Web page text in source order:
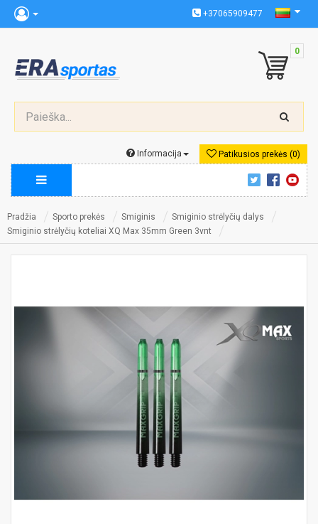
+37065909477
0
Patikusios prekės (0)
Informacija
Pradžia Sporto prekės Smiginis
Smiginio strėlyčių dalys
Smiginio strėlyčių koteliai XQ Max 35mm Green 3vnt